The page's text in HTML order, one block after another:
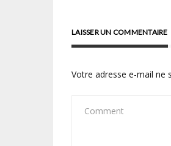
LAISSER UN COMMENTAIRE
Votre adresse e-mail ne